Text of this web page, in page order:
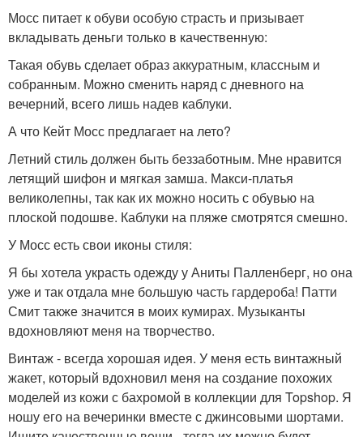
Мосс питает к обуви особую страсть и призывает
вкладывать деньги только в качественную:
Такая обувь сделает образ аккуратным, классным и
собранным. Можно сменить наряд с дневного на
вечерний, всего лишь надев каблуки.
А что Кейт Мосс предлагает на лето?
Летний стиль должен быть беззаботным. Мне нравится
летящий шифон и мягкая замша. Макси-платья
великолепны, так как их можно носить с обувью на
плоской подошве. Каблуки на пляже смотрятся смешно.
У Мосс есть свои иконы стиля:
Я бы хотела украсть одежду у Аниты Палленберг, но она
уже и так отдала мне большую часть гардероба! Патти
Смит также значится в моих кумирах. Музыканты
вдохновляют меня на творчество.
Винтаж - всегда хорошая идея. У меня есть винтажный
жакет, который вдохновил меня на создание похожих
моделей из кожи с бахромой в коллекции для Topshop. Я
ношу его на вечеринки вместе с джинсовыми шортами.